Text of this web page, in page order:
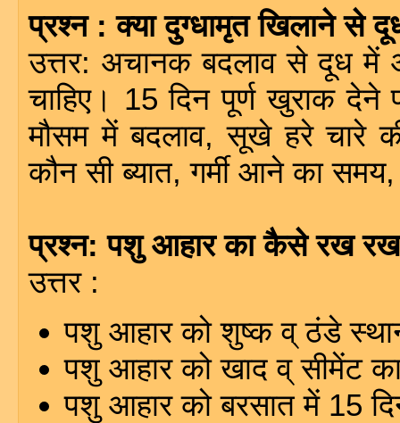
प्रश्न : क्या दुग्धामृत खिलाने से
उत्तर: अचानक बदलाव से दूध में
चाहिए। 15 दिन पूर्ण खुराक देने
मौसम में बदलाव, सूखे हरे चारे
कौन सी ब्यात, गर्मी आने का
प्रश्न: पशु आहार का कैसे रख
उत्तर :
पशु आहार को शुष्क व् ठंडे
पशु आहार को खाद व् सीमेंट
पशु आहार को बरसात में 15